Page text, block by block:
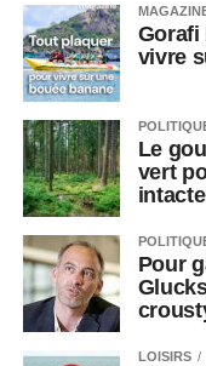
Gorafi
vivre
Le
vert
Pour
LOISIRS